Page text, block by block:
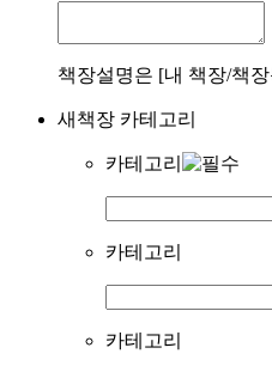
책장설명은 [내 책장/책
새책장 카테고리
카테고리
카테고리
카테고리